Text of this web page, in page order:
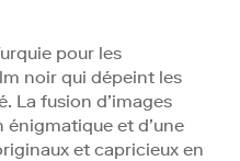
pour les
noir qui dépeint les
La fusion d’images
énigmatique et d’une
et capricieux en